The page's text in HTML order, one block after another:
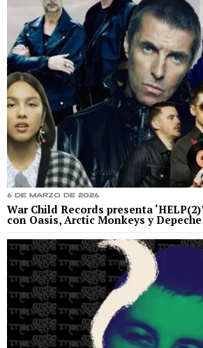
6 de marzo de 2026
War Child Records presenta
con Oasis, Arctic Monkeys y